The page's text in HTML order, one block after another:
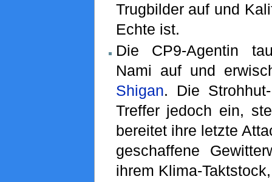
Trugbilder auf und
Echte ist.
Die CP9-Agentin
Nami auf und
Shigan. Die
Treffer jedoch ein,
bereitet ihre letzte
geschaffene
ihrem Klima-